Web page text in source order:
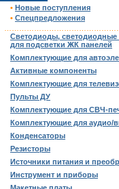
• Новые поступления
• Спецпредложения
Светодиоды,
для подсветки ЖК панелей
Комплектующие для
Активные компоненты
Комплектующие для
Пульты ДУ
Комплектующие для СВЧ-
Комплектующие для аудио/
Конденсаторы
Резисторы
Источники питания и
Инструмент и приборы